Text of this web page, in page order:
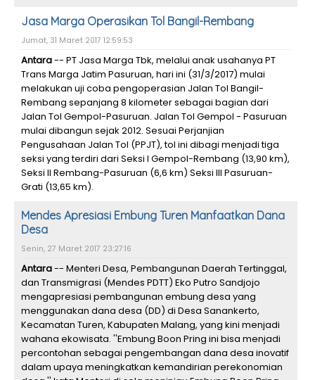
Jasa Marga Operasikan Tol Bangil-Rembang
Jumat, 31 Maret 2017 12:59:53
Antara-- PT Jasa Marga Tbk, melalui anak usahanya PT
Trans Marga Jatim Pasuruan, hari ini (31/3/2017) mulai
melakukan uji coba pengoperasian Jalan Tol Bangil-
Rembang sepanjang 8 kilometer sebagai bagian dari
Jalan Tol Gempol-Pasuruan. Jalan Tol Gempol - Pasuruan
mulai dibangun sejak 2012. Sesuai Perjanjian
Pengusahaan Jalan Tol (PPJT), tol ini dibagi menjadi tiga
seksi yang terdiri dari Seksi I Gempol-Rembang (13,90 km),
Seksi II Rembang-Pasuruan (6,6 km) Seksi III Pasuruan-
Grati (13,65 km).
Mendes Apresiasi Embung Turen Manfaatkan Dana
Desa
Senin, 27 Maret 2017 23:27:16
Antara-- Menteri Desa, Pembangunan Daerah Tertinggal,
dan Transmigrasi (Mendes PDTT) Eko Putro Sandjojo
mengapresiasi pembangunan embung desa yang
menggunakan dana desa (DD) di Desa Sanankerto,
Kecamatan Turen, Kabupaten Malang, yang kini menjadi
wahana ekowisata. ''Embung Boon Pring ini bisa menjadi
percontohan sebagai pengembangan dana desa inovatif
dalam upaya meningkatkan kemandirian perekonomian